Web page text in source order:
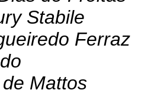
Stabile
Ferraz
Mattos